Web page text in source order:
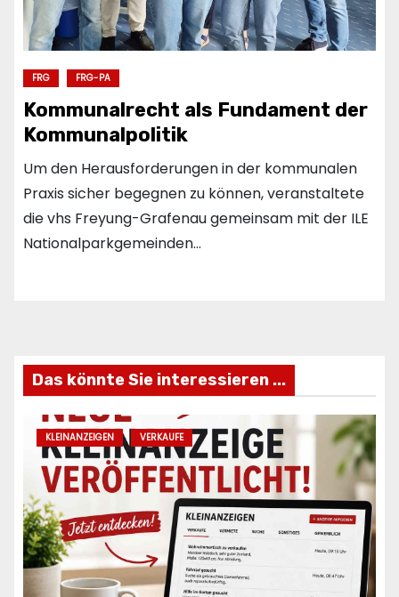
FRG FRG-PA
Kommunalrecht als Fundament der
Kommunalpolitik
Um den Herausforderungen in der kommunalen
Praxis sicher begegnen zu können, veranstaltete
die vhs Freyung-Grafenau gemeinsam mit der ILE
Nationalparkgemeinden…
Das könnte Sie interessieren ...
KLEINANZEIGEN VERKAUFE